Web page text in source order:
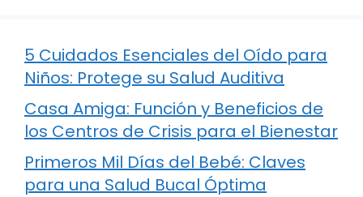
5 Cuidados Esenciales del Oído para
Niños: Protege su Salud Auditiva
Casa Amiga: Función y Beneficios de
los Centros de Crisis para el Bienestar
Primeros Mil Días del Bebé: Claves
para una Salud Bucal Óptima